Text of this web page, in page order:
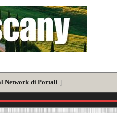
Network di Portali ]